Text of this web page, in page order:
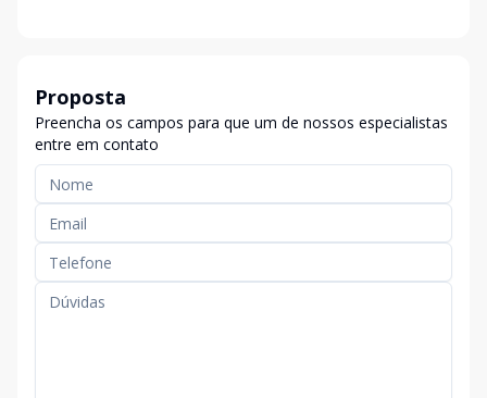
Proposta
Preencha os campos para que um de nossos especialistas
entre em contato